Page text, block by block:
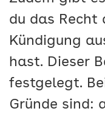
du das Recht
Kündigung
hast. Dieser
festgelegt.
Gründe sind: